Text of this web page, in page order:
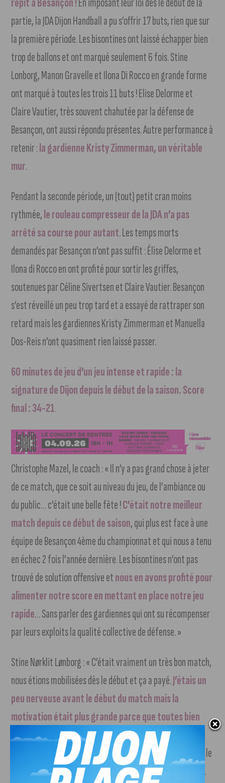
répit à Besançon !En imposant leur loi dès le début de la
partie, la JDA Dijon Handball a pu s’offrir 17 buts, rien que sur
la première période. Les bisontines ont laissé échapper bien
trop de ballons et ont marqué seulement 6 fois. Stine
Lonborg, Manon Gravelle et Ilona Di Rocco en grande forme
ont marqué à toutes les trois 11 buts ! Elise Delorme et
Claire Vautier, très souvent chahutée par la défense de
Besançon, ont aussi répondu présentes. Autre performance à
retenir :la gardienne Kristy Zimmerman, un véritable
mur.
Pendant la seconde période, un (tout) petit cran moins
rythmée,le rouleau compresseur de la JDA n’a pas
arrêté sa course pour autant. Les temps morts
demandés par Besançon n’ont pas suffit : Élise Delorme et
Ilona di Rocco en ont profité pour sortir les griffes,
soutenues par Céline Sivertsen et Claire Vautier. Besançon
s’est réveillé un peu trop tard et a essayé de rattraper son
retard mais les gardiennes Kristy Zimmerman et Manuella
Dos-Reis n’ont quasiment rien laissé passer.
60 minutes de jeu d’un jeu intense et rapide : la
signature de Dijon depuis le début de la saison. Score
final : 34-21.
Christophe Mazel, le coach : « Il n’y a pas grand chose à jeter
de ce match, que ce soit au niveau du jeu, de l’ambiance ou
du public… c’était une belle fête !C’était notre meilleur
match depuis ce début de saison, qui plus est face à une
équipe de Besançon 4ème du championnat et qui nous a tenu
en échec 2 fois l’année dernière. Les bisontines n’ont pas
trouvé de solution offensive etnous en avons profité pour
alimenter notre score en mettant en place notre jeu
rapide… Sans parler des gardiennes qui ont su récompenser
par leurs exploits la qualité collective de défense. »
Stine Nørklit Lønborg : « C’était vraiment un très bon match,
nous étions mobilisées dès le début et ça a payé.J’étais un
peu nerveuse avant le début du match mais la
motivation était plus grande parce que toutes bien
préparées.
C’était un rendez-vous très important et je
pense que nous ne l’avons pas loupé ! Ma famille était dans le
public donc nous allons savourer cette victoire ensemble…